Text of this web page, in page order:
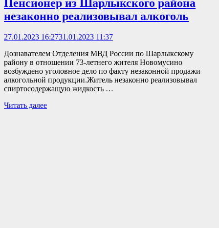
Пенсионер из Шарлыкского района
незаконно реализовывал алкоголь
27.01.2023 16:2731.01.2023 11:37
Дознавателем Отделения МВД России по Шарлыкскому
району в отношении 73-летнего жителя Новомусино
возбуждено уголовное дело по факту незаконной продажи
алкогольной продукции.Житель незаконно реализовывал
спиртосодержащую жидкость …
Читать далее